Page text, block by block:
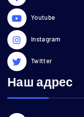
Youtube
Instagram
Twitter
Наш адрес